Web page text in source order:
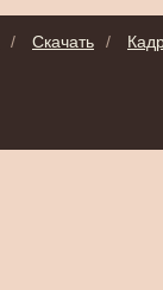
/ Скачать /